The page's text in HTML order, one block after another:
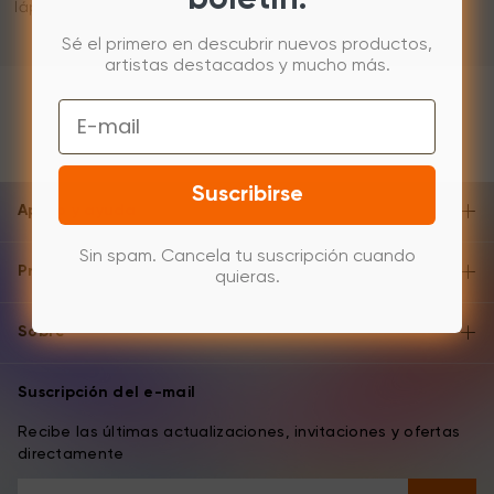
lápiz con el cursor.
Apoyo y ayuda
Producto
Sobre
Suscripción del e-mail
Recibe las últimas actualizaciones, invitaciones y ofertas
directamente
Sé el primero en descubrir nuevos productos,
artistas destacados y mucho más.
Email
Suscribirse
Sin spam. Cancela tu suscripción cuando
quieras.